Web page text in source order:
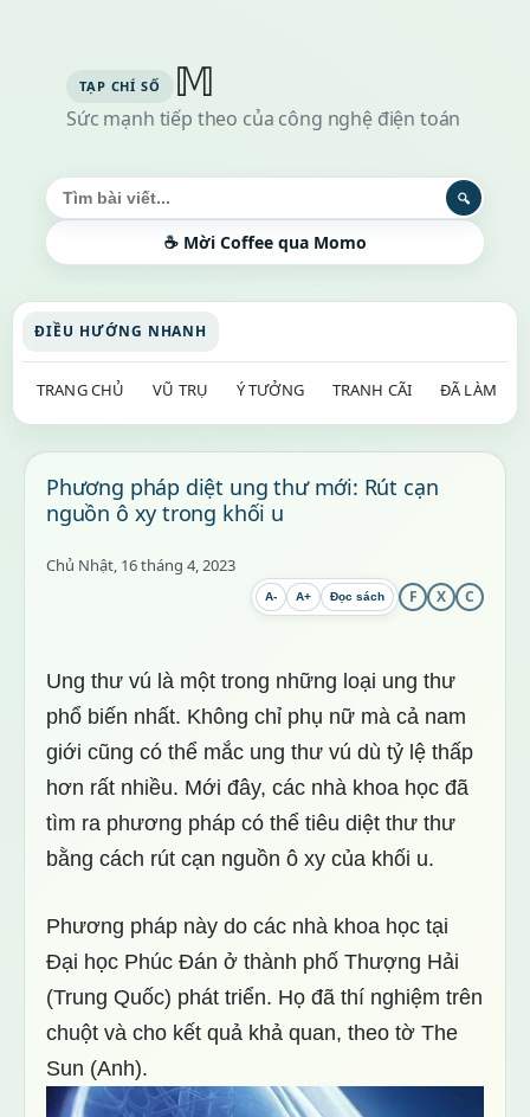
𝕄
Sức mạnh tiếp theo của công nghệ điện toán
Tìm kiếm bài viết 🔍
☕ Mời Coffee qua Momo
ĐIỀU HƯỚNG NHANH
TRANG CHỦ VŨ TRỤ Ý TƯỞNG TRANH CÃI ĐÃ LÀM
Phương pháp diệt ung thư mới: Rút cạn
nguồn ô xy trong khối u
Chủ Nhật, 16 tháng 4, 2023
A- A+ Đọc sách F X C
Ung thư vú là một trong những loại ung thư
phổ biến nhất. Không chỉ phụ nữ mà cả nam
giới cũng có thể mắc ung thư vú dù tỷ lệ thấp
hơn rất nhiều. Mới đây, các nhà khoa học đã
tìm ra phương pháp có thể tiêu diệt thư thư
bằng cách rút cạn nguồn ô xy của khối u.
Phương pháp này do các nhà khoa học tại
Đại học Phúc Đán ở thành phố Thượng Hải
(Trung Quốc) phát triển. Họ đã thí nghiệm trên
chuột và cho kết quả khả quan, theo tờ The
Sun (Anh).